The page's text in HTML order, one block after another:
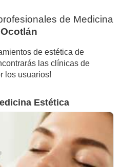
de Medicina
de estética de
las clínicas de
los usuarios!
Estética